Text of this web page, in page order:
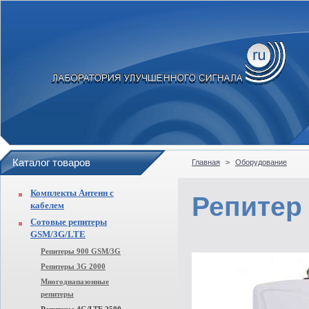
Каталог товаров
Комплекты Антенн с
кабелем
Сотовые репитеры
GSM/3G/LTE
Репитеры 900 GSM/3G
Репитеры 3G 2000
Многодиапазонные
репитеры
Главная > Оборудование